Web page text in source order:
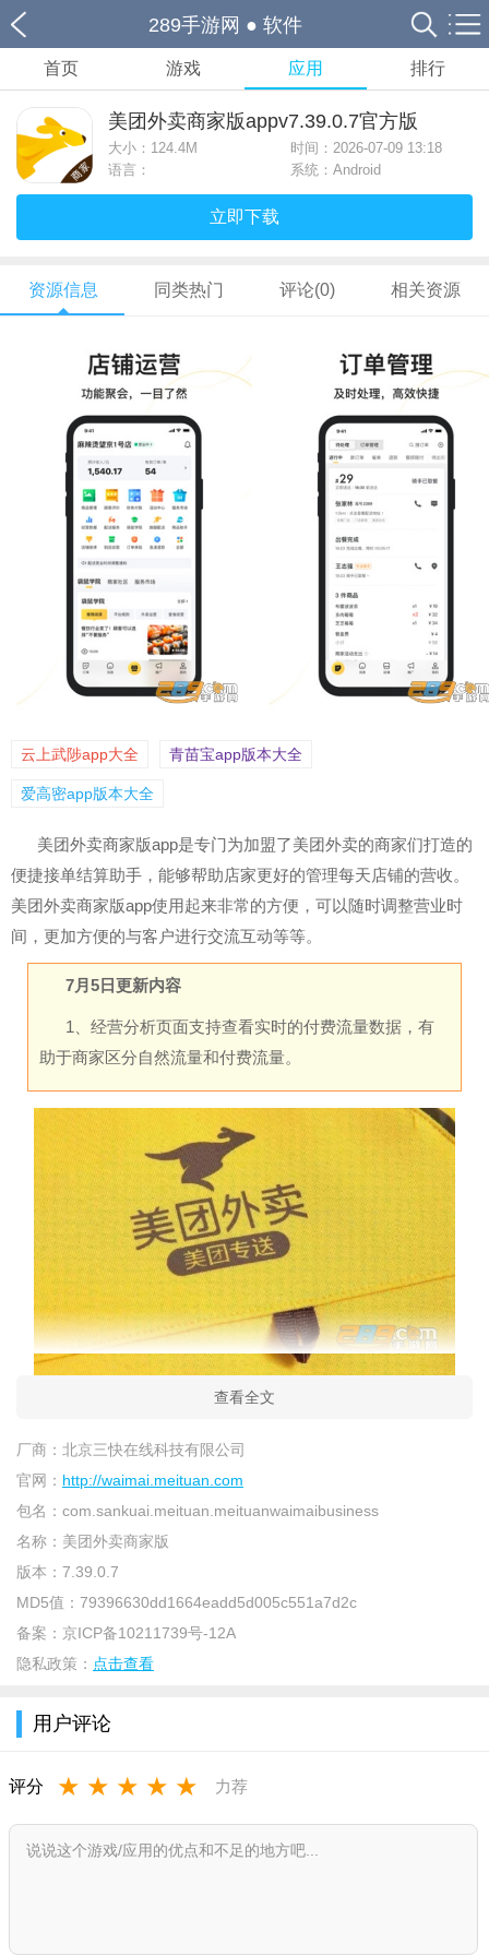
289手游网 ● 软件
首页 游戏 应用 排行
美团外卖商家版appv7.39.0.7官方版
大小： 124.4M
时间：2026-07-09 13:18
语言：
系统：Android
立即下载
资源信息 同类热门 评论(0) 相关资源
云上武陟app大全 青苗宝app版本大全
爱高密app版本大全
美团外卖商家版app是专门为加盟了美团外卖的商家们打造的
便捷接单结算助手，能够帮助店家更好的管理每天店铺的营收。
美团外卖商家版app使用起来非常的方便，可以随时调整营业时
间，更加方便的与客户进行交流互动等等。
7月5日更新内容
1、经营分析页面支持查看实时的付费流量数据，有
助于商家区分自然流量和付费流量。
美团外卖商家版官方介绍
美团外卖商家版是美团外卖是入驻美团的商家使用的管理软
件，是可以在android平台上使用的应用程序。主要功能是接受并
处理用户订单，处理退款，账户在线结算，管理美团外卖的门
店，随时调整营业信息、商品库存等。让你轻松管理店铺，想开
店的朋友快来下载吧！
特色亮点
[门店管理]餐厅信息随时设定，自由开关门店。
商家可以更快捷开店
查看全文
厂商： 北京三快在线科技有限公司
官网： http://waimai.meituan.com
包名： com.sankuai.meituan.meituanwaimaibusiness
名称： 美团外卖商家版
版本： 7.39.0.7
MD5值： 79396630dd1664eadd5d005c551a7d2c
备案： 京ICP备10211739号-12A
隐私政策： 点击查看
用户评论
评分 ★ ★ ★ ★ ★ 力荐